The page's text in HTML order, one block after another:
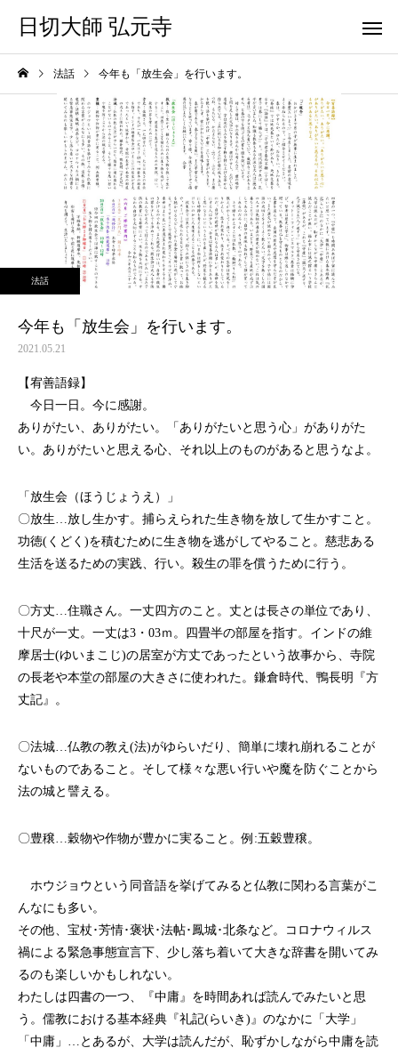
日切大師 弘元寺
法話 今年も「放生会」を行います。
法話
今年も「放生会」を行います。
2021.05.21
【宥善語録】
今日一日。今に感謝。
ありがたい、ありがたい。「ありがたいと思う心」がありがた
い。ありがたいと思える心、それ以上のものがあると思うなよ。
「放生会（ほうじょうえ）」
〇放生…放し生かす。捕らえられた生き物を放して生かすこと。
功徳(くどく)を積むために生き物を逃がしてやること。慈悲ある
生活を送るための実践、行い。殺生の罪を償うために行う。
〇方丈…住職さん。一丈四方のこと。丈とは長さの単位であり、
十尺が一丈。一丈は3・03ｍ。四畳半の部屋を指す。インドの維
摩居士(ゆいまこじ)の居室が方丈であったという故事から、寺院
の長老や本堂の部屋の大きさに使われた。鎌倉時代、鴨長明『方
丈記』。
〇法城…仏教の教え(法)がゆらいだり、簡単に壊れ崩れることが
ないものであること。そして様々な悪い行いや魔を防ぐことから
法の城と譬える。
〇豊穣…穀物や作物が豊かに実ること。例:五穀豊穣。
ホウジョウという同音語を挙げてみると仏教に関わる言葉がこ
んなにも多い。
その他、宝杖･芳情･褒状･法帖･鳳城･北条など。コロナウィルス
禍による緊急事態宣言下、少し落ち着いて大きな辞書を開いてみ
るのも楽しいかもしれない。
わたしは四書の一つ、『中庸』を時間あれば読んでみたいと思
う。儒教における基本経典『礼記(らいき)』のなかに「大学」
「中庸」…とあるが、大学は読んだが、恥ずかしながら中庸を読